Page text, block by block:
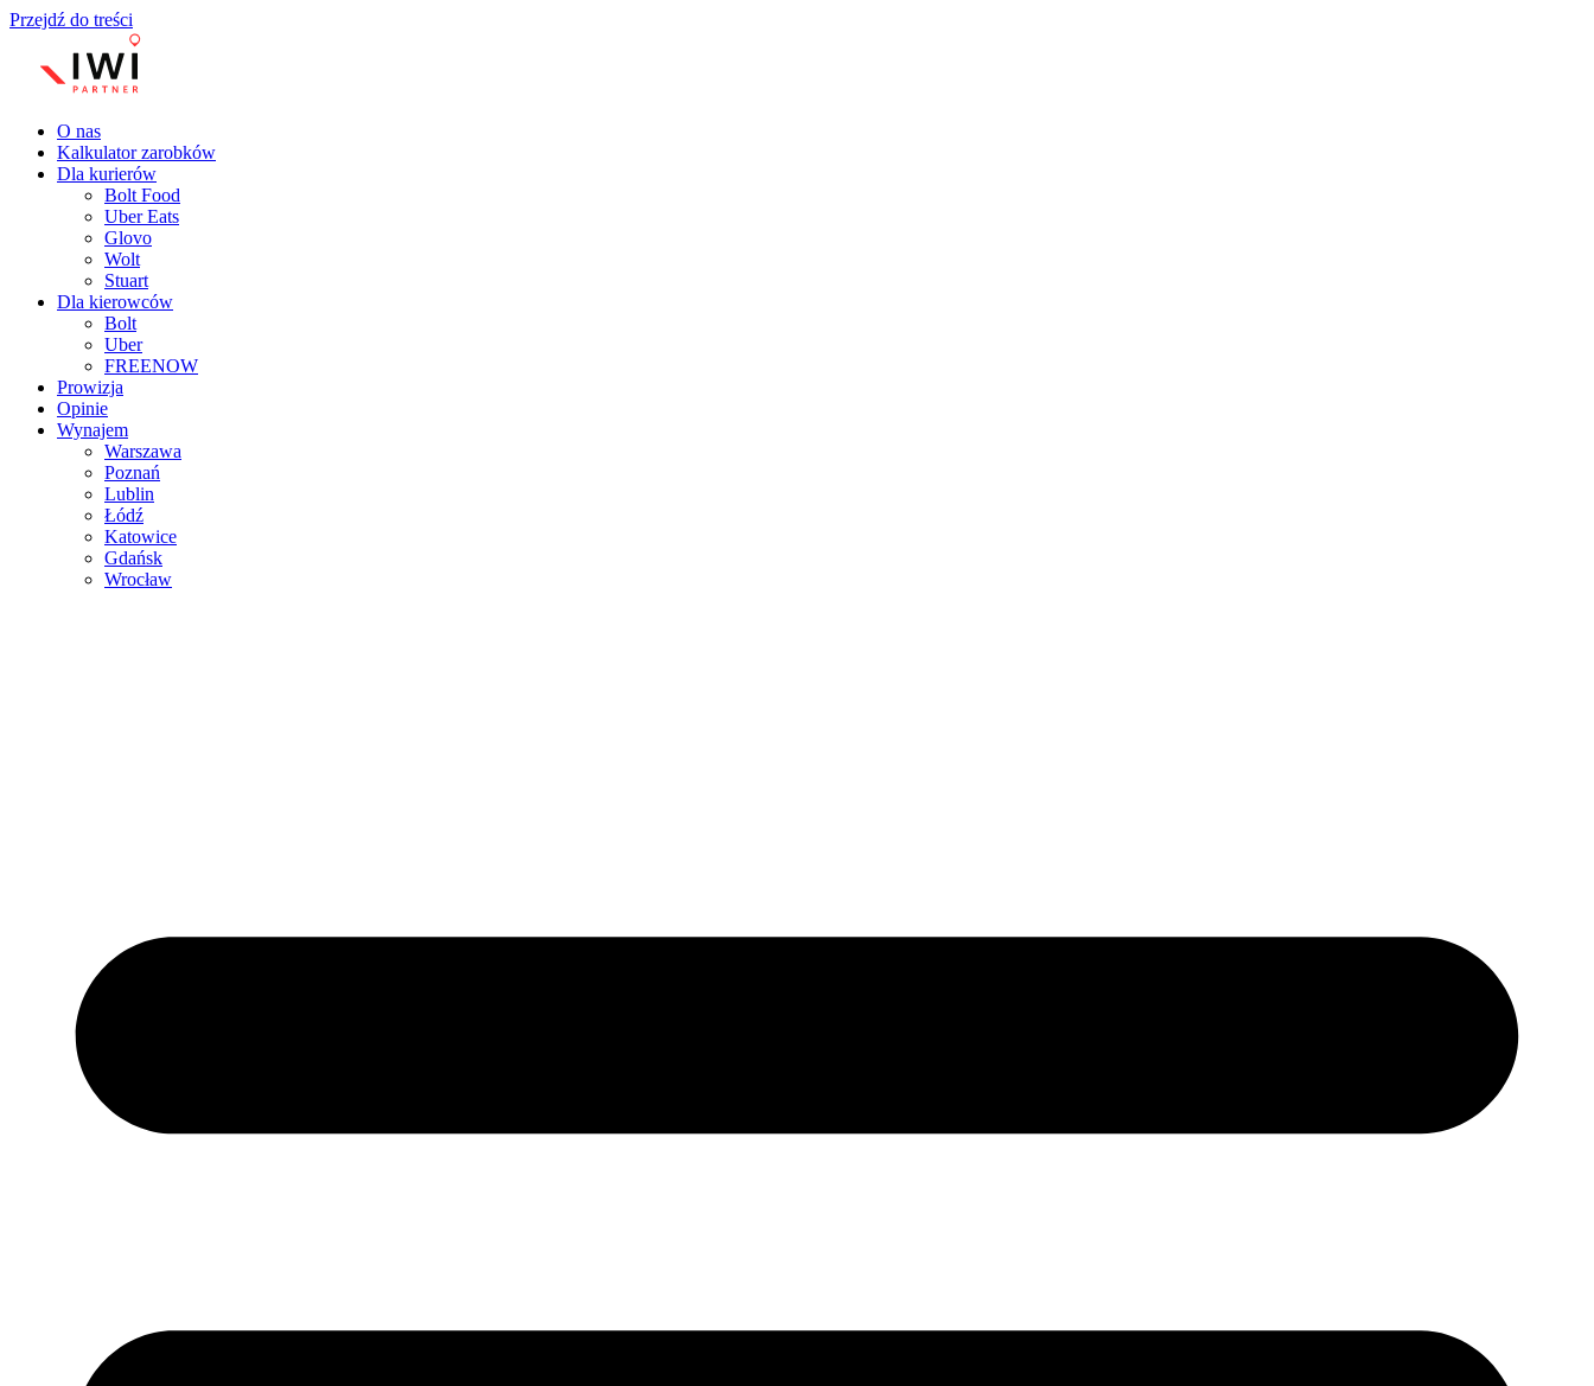
Przejdź do treści
O nas
Kalkulator zarobków
Dla kurierów
Bolt Food
Uber Eats
Glovo
Wolt
Stuart
Dla kierowców
Bolt
Uber
FREENOW
Prowizja
Opinie
Wynajem
Warszawa
Poznań
Lublin
Łódź
Katowice
Gdańsk
Wrocław